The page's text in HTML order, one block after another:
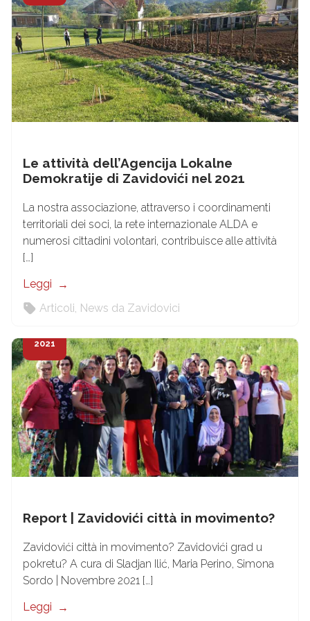
Le attività dell’Agencija Lokalne
Demokratije di Zavidovići nel 2021
La nostra associazione, attraverso i coordinamenti
territoriali dei soci, la rete internazionale ALDA e
numerosi cittadini volontari, contribuisce alle attività
[…]
Leggi
Articoli News da Zavidovici
15
2021
Report | Zavidovići città in movimento?
Zavidovići città in movimento? Zavidovići grad u
pokretu? A cura di Sladjan Ilić, Maria Perino, Simona
Sordo | Novembre 2021 […]
Leggi